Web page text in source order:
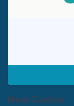
New Casino